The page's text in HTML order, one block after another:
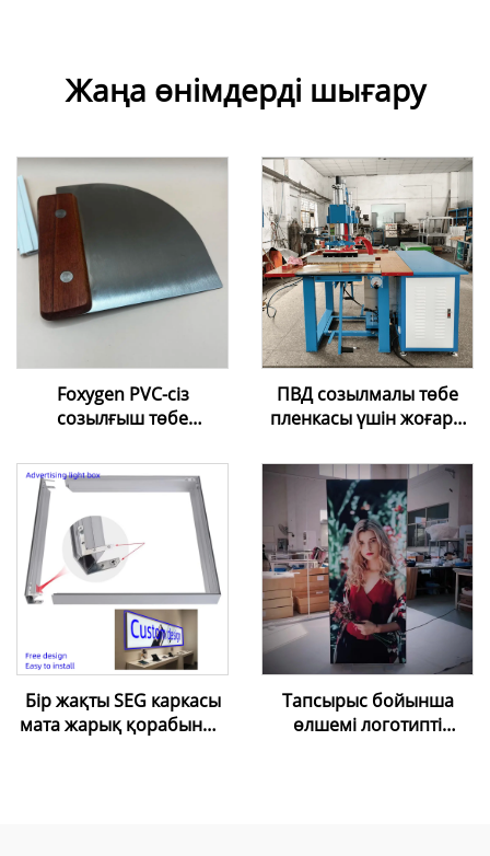
Жаңа өнімдерді шығару
Foxygen PVC-сіз
созылғыш төбе
орнату
ыңғайландырғыштары,
шпатель, орнату
құралдары, шпатель
ПВД созылмалы төбе
пленкасы үшін жоғары
машинасы
Бір жақты SEG каркасы
мата жарық қорабының
Тапсырыс бойынша
өлшемі логотипті